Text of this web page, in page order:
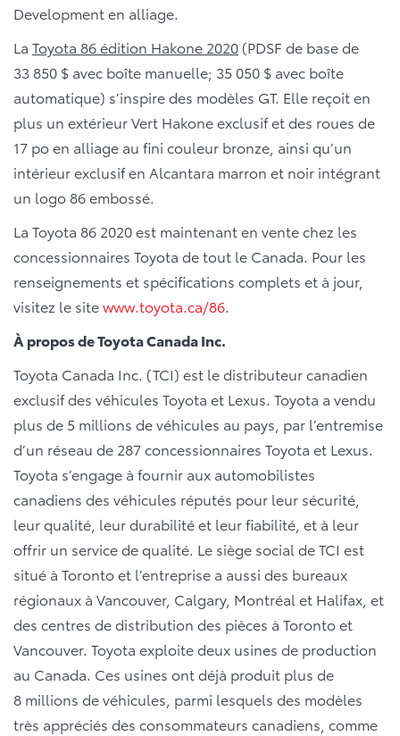
Development en alliage.
La Toyota 86 édition Hakone 2020 (PDSF de base de
33 850 $ avec boîte manuelle; 35 050 $ avec boîte
automatique) s’inspire des modèles GT. Elle reçoit en
plus un extérieur Vert Hakone exclusif et des roues de
17 po en alliage au fini couleur bronze, ainsi qu’un
intérieur exclusif en Alcantara marron et noir intégrant
un logo 86 embossé.
La Toyota 86 2020 est maintenant en vente chez les
concessionnaires Toyota de tout le Canada. Pour les
renseignements et spécifications complets et à jour,
visitez le sitewww.toyota.ca/86.
À propos de Toyota Canada Inc.
Toyota Canada Inc. (TCI) est le distributeur canadien
exclusif des véhicules Toyota et Lexus. Toyota a vendu
plus de 5 millions de véhicules au pays, par l’entremise
d’un réseau de 287 concessionnaires Toyota et Lexus.
Toyota s’engage à fournir aux automobilistes
canadiens des véhicules réputés pour leur sécurité,
leur qualité, leur durabilité et leur fiabilité, et à leur
offrir un service de qualité. Le siège social de TCI est
situé à Toronto et l’entreprise a aussi des bureaux
régionaux à Vancouver, Calgary, Montréal et Halifax, et
des centres de distribution des pièces à Toronto et
Vancouver. Toyota exploite deux usines de production
au Canada. Ces usines ont déjà produit plus de
8 millions de véhicules, parmi lesquels des modèles
très appréciés des consommateurs canadiens, comme